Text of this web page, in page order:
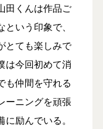
田くんは作品ご
いう印象で、
とても楽しみで
は今回初めて消
も仲間を守れる
ーニングを頑張
励んでいる。